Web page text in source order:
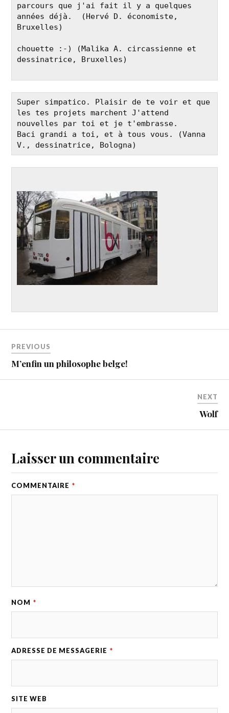
parcours que j'ai fait il y a quelques
années déjà.  (Hervé D. économiste,
Bruxelles)
chouette :-) (Malika A. circassienne et
dessinatrice, Bruxelles)
Super simpatico. Plaisir de te voir et que
les tes projets marchent J'attend
nouvelles par toi et je t'embrasse.
Baci grandi a toi, et à tous vous. (Vanna
V., dessinatrice, Bologna)
PREVIOUS
M’enfin un philosophe belge!
NEXT
Wolf
Laisser un commentaire
COMMENTAIRE *
NOM *
ADRESSE DE MESSAGERIE *
SITE WEB